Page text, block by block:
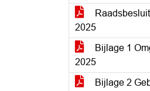
2025
Bijlage 1
2025
Bijlage 2